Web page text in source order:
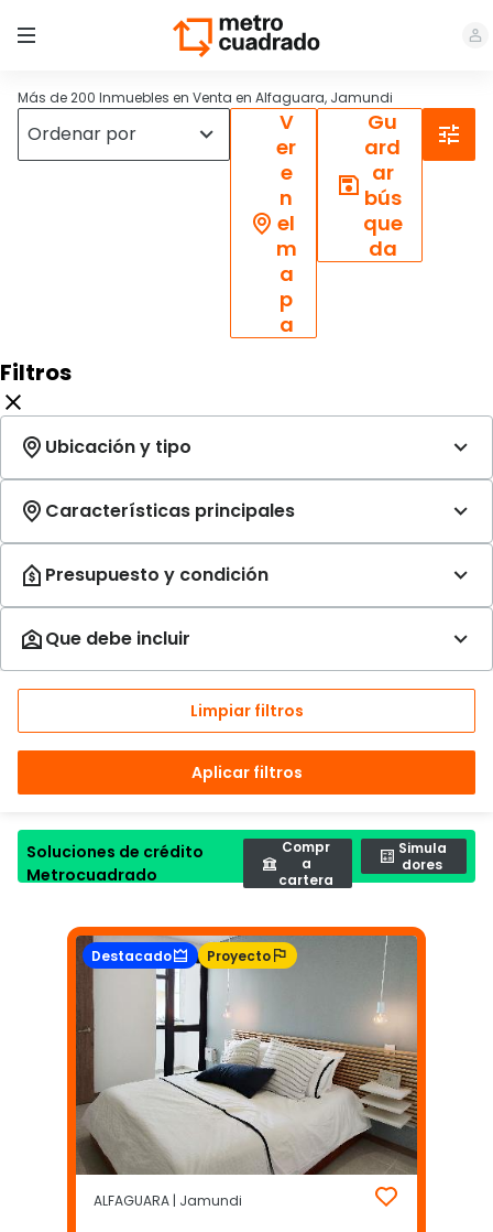
Más de 200 Inmuebles en Venta en Alfaguara, Jamundi
V
er
e
n
el
m
a
p
a
Gu
ard
ar
bús
que
da
Filtros
Limpiar filtros
Aplicar filtros
Soluciones de crédito
Metrocuadrado
Compr
a
cartera
Simula
dores
Destacado Proyecto
ALFAGUARA | Jamundi